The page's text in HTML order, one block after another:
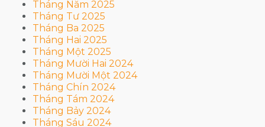
Tháng Năm 2025
Tháng Tư 2025
Tháng Ba 2025
Tháng Hai 2025
Tháng Một 2025
Tháng Mười Hai 2024
Tháng Mười Một 2024
Tháng Chín 2024
Tháng Tám 2024
Tháng Bảy 2024
Tháng Sáu 2024